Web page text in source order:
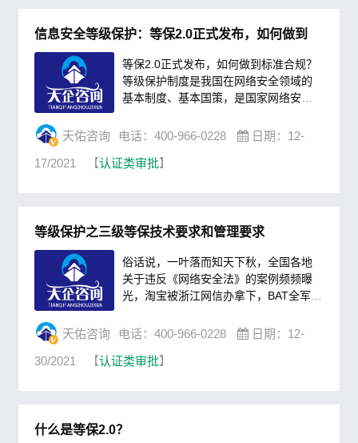
项专有权利。就权利的性质而言，它属
信息安全等级保护：等保2.0正式发布，如何做到
等保2.0正式发布，如何做到标准合规？
等级保护制度是我国在网络安全领域的
基本制度、基本国策，是国家网络安全
等级保护制度更是提升到了法律层面，
主动防御、动态防御、整体防控和精准
布，对加强中国网络安全保障工作，提
天佑咨询 电话：400-966-0228
日期：12-
17/2021
【认证类审批】
等级保护之三级等保技术要求和管理要求
俗话说，一叶落而知天下秋，全国各地
关于违反《网络安全法》的案例频频曝
光，淘宝被浙江网信办拿下，BAT全军覆
下，各地区主管部门的执法行动已全面
安全相关负责人务必重视网络安全，抓
天佑咨询 电话：400-966-0228
日期：12-
30/2021
【认证类审批】
什么是等保2.0？